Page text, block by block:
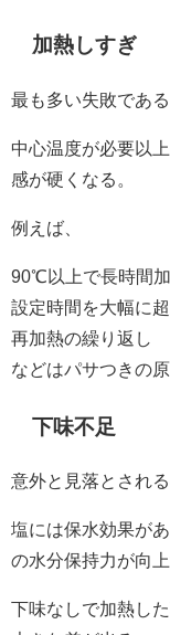
加熱しすぎ
最も多い失敗である
中心温度が必要以
感が硬くなる。
例えば、
90℃以上で長時間
設定時間を大幅に
再加熱の繰り返し
などはパサつきの
下味不足
意外と見落とされ
塩には保水効果が
の水分保持力が向上
下味なしで加熱し